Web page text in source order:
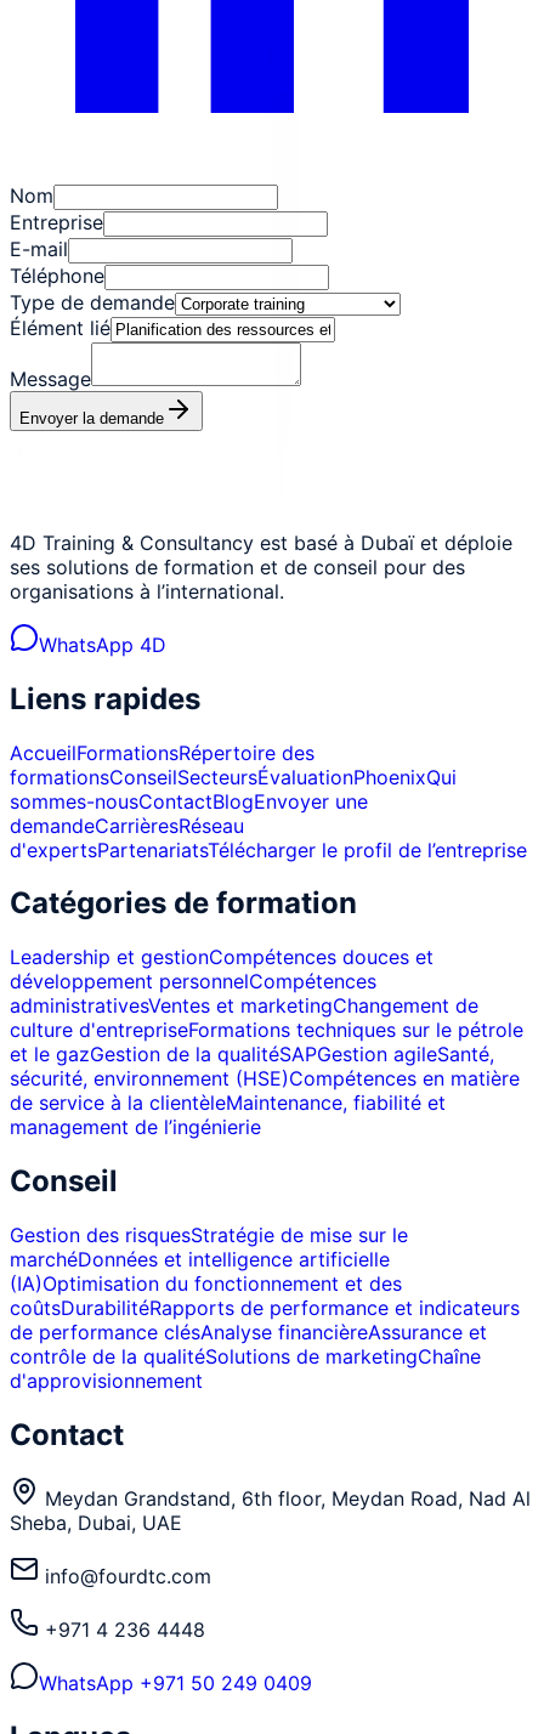
Nom
Entreprise
E-mail
Téléphone
Type de demande
Élément lié
Message
Envoyer la demande
4D Training & Consultancy est basé à Dubaï et déploie
ses solutions de formation et de conseil pour des
organisations à l’international.
WhatsApp 4D
Liens rapides
AccueilFormationsRépertoire des
formationsConseilSecteursÉvaluationPhoenixQui
sommes-nousContactBlogEnvoyer une
demandeCarrièresRéseau
d'expertsPartenariatsTélécharger le profil de l’entreprise
Catégories de formation
Leadership et gestionCompétences douces et
développement personnelCompétences
administrativesVentes et marketingChangement de
culture d'entrepriseFormations techniques sur le pétrole
et le gazGestion de la qualitéSAPGestion agileSanté,
sécurité, environnement (HSE)Compétences en matière
de service à la clientèleMaintenance, fiabilité et
management de l’ingénierie
Conseil
Gestion des risquesStratégie de mise sur le
marchéDonnées et intelligence artificielle
(IA)Optimisation du fonctionnement et des
coûtsDurabilitéRapports de performance et indicateurs
de performance clésAnalyse financièreAssurance et
contrôle de la qualitéSolutions de marketingChaîne
d'approvisionnement
Contact
Meydan Grandstand, 6th floor, Meydan Road, Nad Al
Sheba, Dubai, UAE
info@fourdtc.com
+971 4 236 4448
WhatsApp +971 50 249 0409